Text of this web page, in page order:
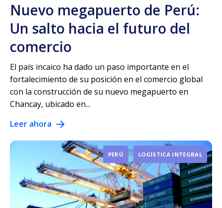
Nuevo megapuerto de Perú:
Un salto hacia el futuro del
comercio
El país incaico ha dado un paso importante en el
fortalecimiento de su posición en el comercio global
con la construcción de su nuevo megapuerto en
Chancay, ubicado en...
Leer ahora
PERÚ LOGÍSTICA INTEGRAL